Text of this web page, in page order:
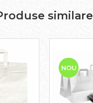
similare
NOU